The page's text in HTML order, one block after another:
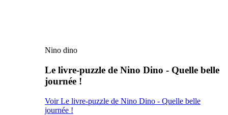
Nino dino
Le livre-puzzle de Nino Dino - Quelle belle
journée !
Voir Le livre-puzzle de Nino Dino - Quelle belle
journée !